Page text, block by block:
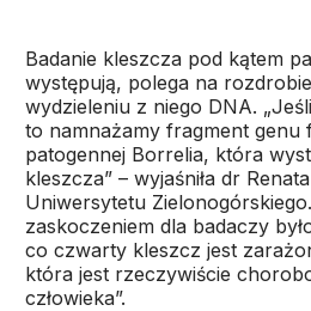
Badanie kleszcza pod kątem
występują, polega na
wydzieleniu z niego DNA.
to namnażamy fragment genu
patogennej Borrelia, która
kleszcza” – wyjaśniła dr
Uniwersytetu
zaskoczeniem dla badaczy
co czwarty kleszcz jest
która jest rzeczywiście
człowieka”.